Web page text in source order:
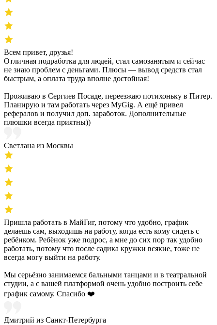
Всем привет, друзья!
Отличная подработка для людей, стал самозанятым и сейчас
не знаю проблем с деньгами. Плюсы — вывод средств стал
быстрым, а оплата труда вполне достойная!
Проживаю в Сергиев Посаде, переезжаю потихоньку в Питер.
Планирую и там работать через MyGig. А ещё привел
рефералов и получил доп. заработок. Дополнительные
плюшки всегда приятны))
Светлана из Москвы
Пришла работать в МайГиг, потому что удобно, график
делаешь сам, выходишь на работу, когда есть кому сидеть с
ребёнком. Ребёнок уже подрос, а мне до сих пор так удобно
работать, потому что после садика кружки всякие, тоже не
всегда могу выйти на работу.
Мы серьёзно занимаемся бальными танцами и в театральной
студии, а с вашей платформой очень удобно построить себе
график самому. Спасибо ❤️
Дмитрий из Санкт-Петербурга